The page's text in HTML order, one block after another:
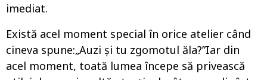
imediat.
Există acel moment special în orice atelier când
cineva spune:„Auzi și tu zgomotul ăla?”Iar din
acel moment, toată lumea începe să privească